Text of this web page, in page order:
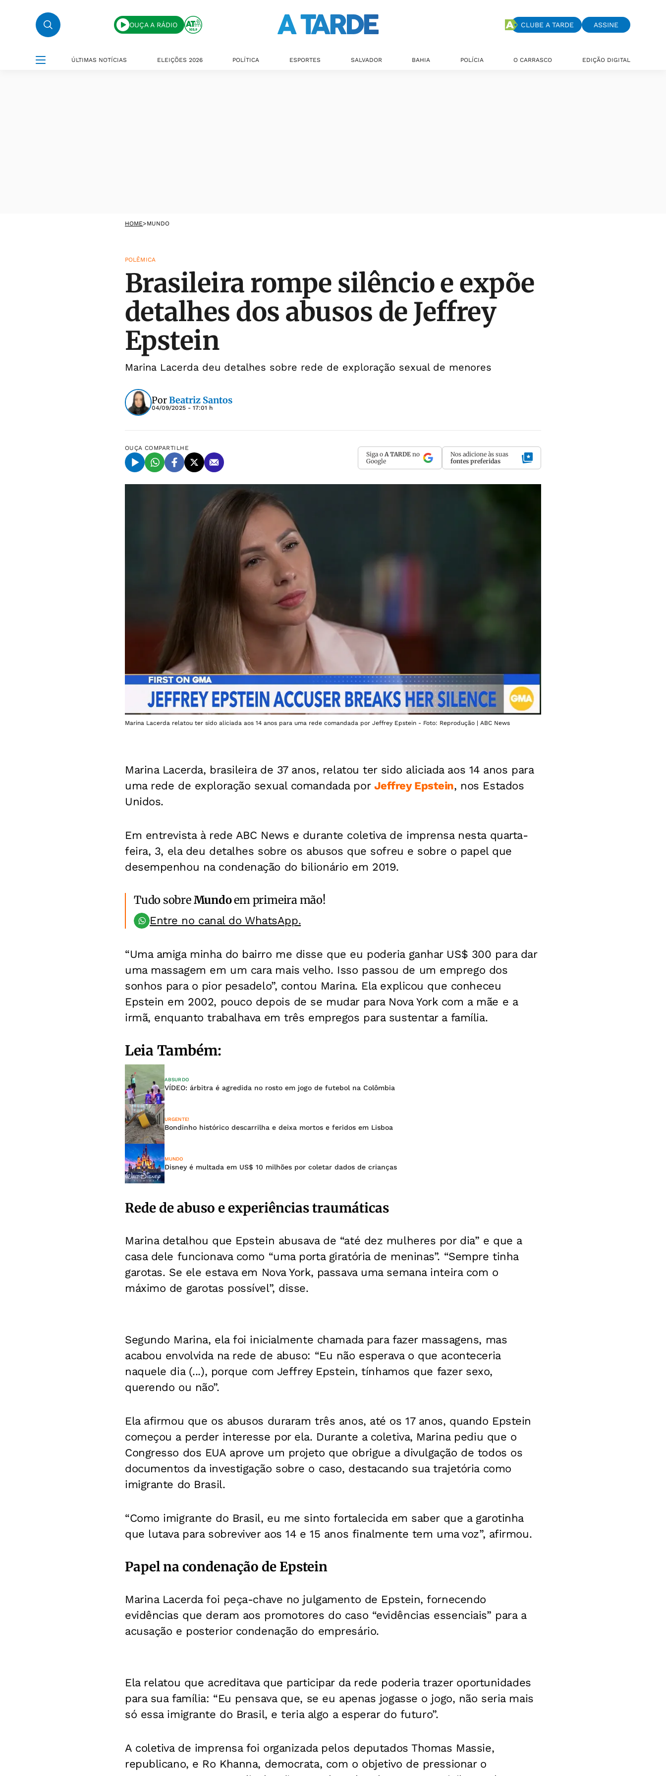
OUÇA A RÁDIO CLUBE A TARDE ASSINE
ÚLTIMAS NOTÍCIAS ELEIÇÕES 2026 POLÍTICA ESPORTES SALVADOR BAHIA POLÍCIA O CARRASCO EDIÇÃO DIGITAL
HOME>MUNDO
POLÊMICA
Brasileira rompe silêncio e expõe
detalhes dos abusos de Jeffrey
Epstein
Marina Lacerda deu detalhes sobre rede de exploração sexual de menores
PorBeatriz Santos
04/09/2025 - 17:01 h
OUÇA COMPARTILHE
Siga o A TARDE no
Google
Nos adicione às suas
fontes preferidas
Marina Lacerda relatou ter sido aliciada aos 14 anos para uma rede comandada por Jeffrey Epstein - Foto: Reprodução | ABC News
Marina Lacerda, brasileira de 37 anos, relatou ter sido aliciada aos 14 anos para
uma rede de exploração sexual comandada por Jeffrey Epstein, nos Estados
Unidos.
Em entrevista à rede ABC News e durante coletiva de imprensa nesta quarta-
feira, 3, ela deu detalhes sobre os abusos que sofreu e sobre o papel que
desempenhou na condenação do bilionário em 2019.
Tudo sobreMundoem primeira mão!
Entre no canal do WhatsApp.
“Uma amiga minha do bairro me disse que eu poderia ganhar US$ 300 para dar
uma massagem em um cara mais velho. Isso passou de um emprego dos
sonhos para o pior pesadelo”, contou Marina. Ela explicou que conheceu
Epstein em 2002, pouco depois de se mudar para Nova York com a mãe e a
irmã, enquanto trabalhava em três empregos para sustentar a família.
Leia Também:
ABSURDO
VÍDEO: árbitra é agredida no rosto em jogo de futebol na Colômbia
URGENTE!
Bondinho histórico descarrilha e deixa mortos e feridos em Lisboa
MUNDO
Disney é multada em US$ 10 milhões por coletar dados de crianças
Rede de abuso e experiências traumáticas
Marina detalhou que Epstein abusava de “até dez mulheres por dia” e que a
casa dele funcionava como “uma porta giratória de meninas”. “Sempre tinha
garotas. Se ele estava em Nova York, passava uma semana inteira com o
máximo de garotas possível”, disse.
Segundo Marina, ela foi inicialmente chamada para fazer massagens, mas
acabou envolvida na rede de abuso: “Eu não esperava o que aconteceria
naquele dia (...), porque com Jeffrey Epstein, tínhamos que fazer sexo,
querendo ou não”.
Ela afirmou que os abusos duraram três anos, até os 17 anos, quando Epstein
começou a perder interesse por ela. Durante a coletiva, Marina pediu que o
Congresso dos EUA aprove um projeto que obrigue a divulgação de todos os
documentos da investigação sobre o caso, destacando sua trajetória como
imigrante do Brasil.
“Como imigrante do Brasil, eu me sinto fortalecida em saber que a garotinha
que lutava para sobreviver aos 14 e 15 anos finalmente tem uma voz”, afirmou.
Papel na condenação de Epstein
Marina Lacerda foi peça-chave no julgamento de Epstein, fornecendo
evidências que deram aos promotores do caso “evidências essenciais” para a
acusação e posterior condenação do empresário.
Ela relatou que acreditava que participar da rede poderia trazer oportunidades
para sua família: “Eu pensava que, se eu apenas jogasse o jogo, não seria mais
só essa imigrante do Brasil, e teria algo a esperar do futuro”.
A coletiva de imprensa foi organizada pelos deputados Thomas Massie,
republicano, e Ro Khanna, democrata, com o objetivo de pressionar o